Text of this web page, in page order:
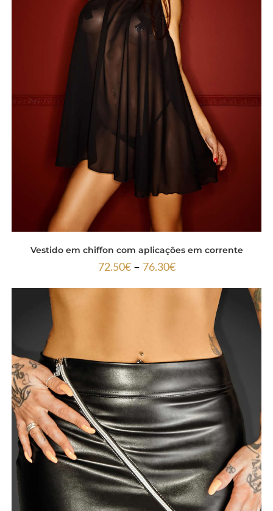
Vestido em chiffon com aplicações em corrente
72.50€ – 76.30€